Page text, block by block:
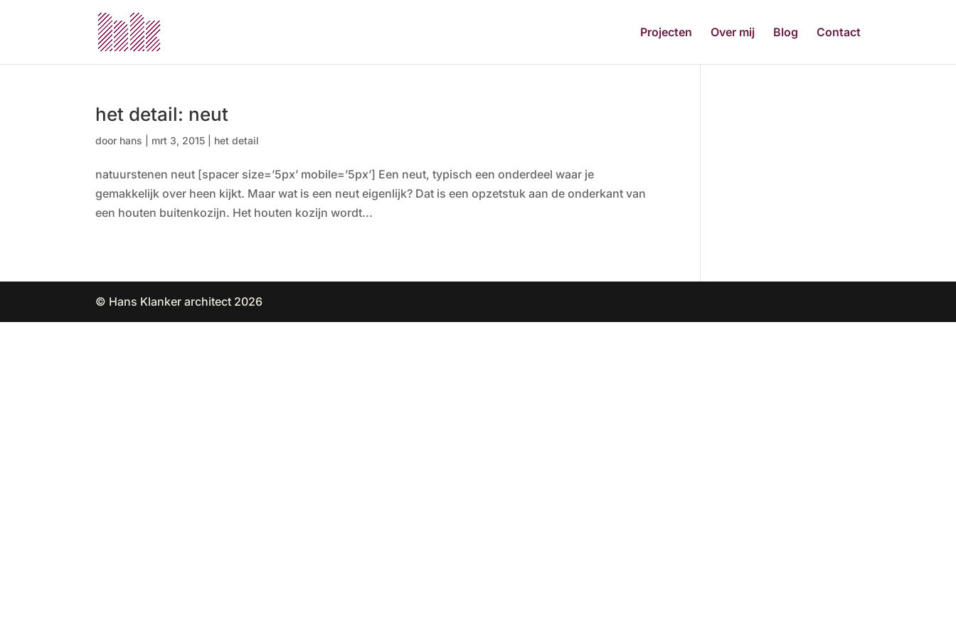
Projecten Over mij Blog Contact
het detail: neut
door hans mrt 3, 2015 het detail
natuurstenen neut [spacer size=’5px’ mobile=’5px’] Een neut, typisch een onderdeel waar je
gemakkelijk over heen kijkt. Maar wat is een neut eigenlijk? Dat is een opzetstuk aan de onderkant van
een houten buitenkozijn. Het houten kozijn wordt...
© Hans Klanker architect 2026